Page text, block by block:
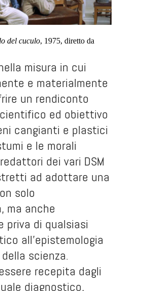
del cuculo, 1975, diretto da
misura in cui
e materialmente
un rendiconto
ed obiettivo
cangianti e plastici
e le morali
dei vari DSM
ad adottare una
solo
ma anche
priva di qualsiasi
all’epistemologia
scienza.
recepita dagli
diagnostico,